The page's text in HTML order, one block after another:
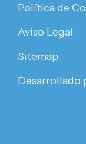
Política de
Aviso Legal
Sitemap
Desarrollado